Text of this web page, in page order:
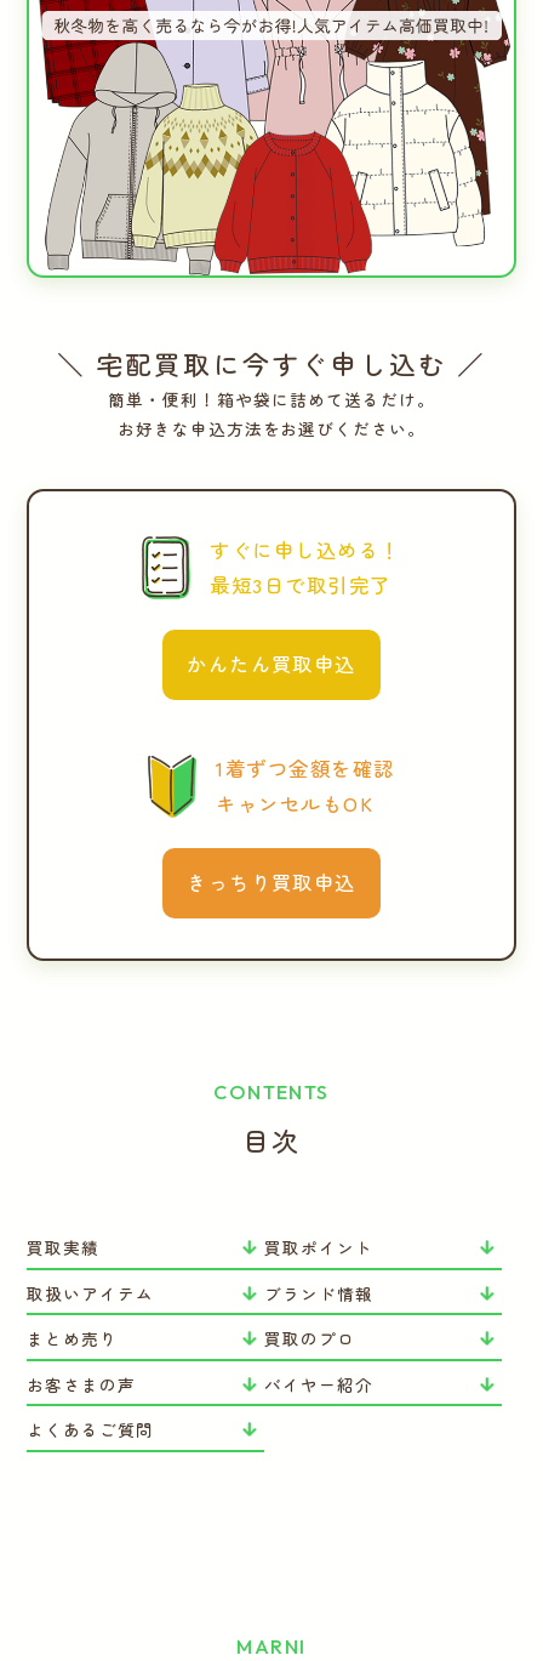
＼ 宅配買取に今すぐ申し込む ／
簡単・便利！箱や袋に詰めて送るだけ。
お好きな申込方法をお選びください。
すぐに申し込める！
最短3日で取引完了
かんたん買取申込
1着ずつ金額を確認
キャンセルもOK
きっちり買取申込
CONTENTS
目次
買取実績
買取ポイント
取扱いアイテム
ブランド情報
まとめ売り
買取のプロ
お客さまの声
バイヤー紹介
よくあるご質問
MARNI